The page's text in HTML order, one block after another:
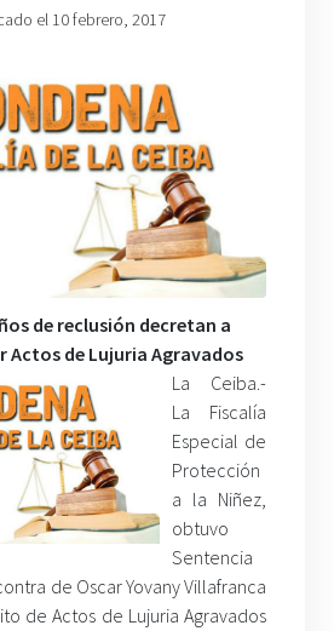
el 10 febrero, 2017
de reclusión decretan a
Actos de Lujuria Agravados
La Ceiba.-
La Fiscalía
Especial de
Protección
a la Niñez,
obtuvo
Sentencia
de Oscar Yovany Villafranca
de Actos de Lujuria Agravados